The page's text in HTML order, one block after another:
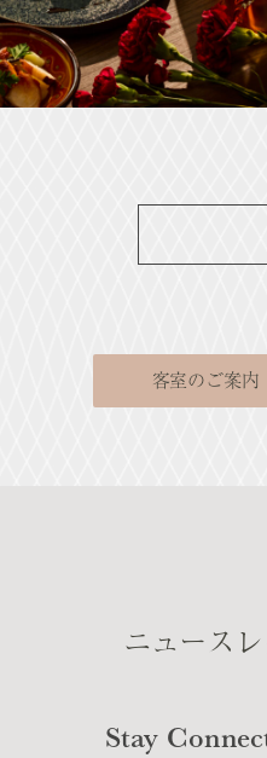
客室のご案内
ニュース
Stay